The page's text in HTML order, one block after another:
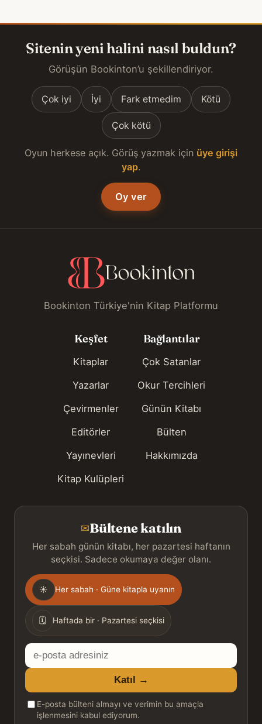
Sitenin yeni halini nasıl buldun?
Görüşün Bookinton’u şekillendiriyor.
Çok iyi İyi Fark etmedim Kötü
Çok kötü
Oyun herkese açık. Görüş yazmak için üye girişi
yap.
Oy ver
Bookinton Türkiye'nin Kitap Platformu
Keşfet
Kitaplar
Yazarlar
Çevirmenler
Editörler
Yayınevleri
Kitap Kulüpleri
Bağlantılar
Çok Satanlar
Okur Tercihleri
Günün Kitabı
Bülten
Hakkımızda
✉Bültene katılın
Her sabah günün kitabı, her pazartesi haftanın
seçkisi. Sadece okumaya değer olanı.
Gönderim
sıklığı
☀ Her sabah · Güne kitapla uyanın
🗓 Haftada bir · Pazartesi seçkisi
E-
posta
adresiniz
Katıl →
E-posta bülteni almayı ve verimin bu amaçla
işlenmesini kabul ediyorum.